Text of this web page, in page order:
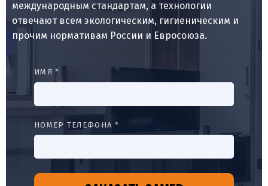
международным стандартам, а технологии
отвечают всем экологическим, гигиеническим и
прочим нормативам России и Евросоюза.
ИМЯ *
НОМЕР ТЕЛЕФОНА *